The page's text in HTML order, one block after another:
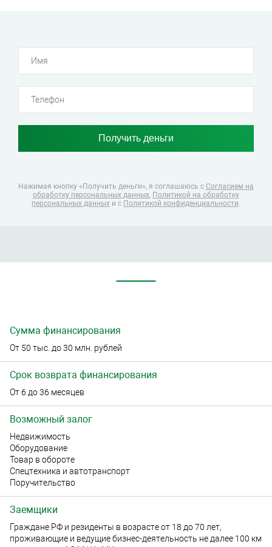
Нажимая кнопку «Получить деньги», я соглашаюсь с Согласием на
обработку персональных данных, Политикой на обработку
персональных данных и с Политикой конфиденциальности.
Сумма финансирования
От 50 тыс. до 30 млн. рублей
Срок возврата финансирования
От 6 до 36 месяцев
Возможный залог
Недвижимость
Оборудование
Товар в обороте
Спецтехника и автотранспорт
Поручительство
Заемщики
Граждане РФ и резиденты в возрасте от 18 до 70 лет,
проживающие и ведущие бизнес-деятельность не далее 100 км